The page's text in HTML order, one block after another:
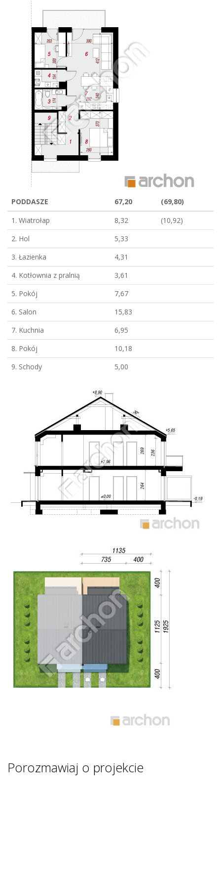
PODDASZE 67,20
(69,80)
1. Wiatrołap
8,32
(10,92)
2. Hol
5,33
3. Łazienka
4,31
4. Kotłownia z pralnią
3,61
5. Pokój
7,67
6. Salon
15,83
7. Kuchnia
6,95
8. Pokój
10,18
9. Schody
5,00
Porozmawiaj o projekcie